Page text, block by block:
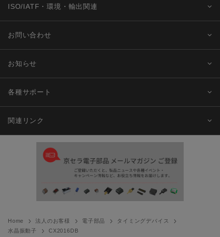
ISO/IATF・環境・輸出関連
お問い合わせ
お知らせ
各種サポート
関連リンク
Home 法人のお客様 電子部品
タイミングデバイス
水晶振動子
CX2016DB